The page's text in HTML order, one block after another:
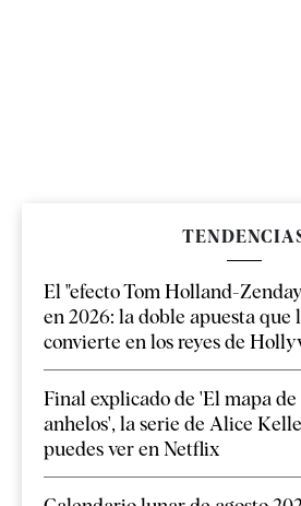
El "efecto Tom Holland-
en 2026: la doble apuesta que
convierte en los reyes de
Final explicado de 'El mapa de
anhelos', la serie de Alice
puedes ver en Netflix